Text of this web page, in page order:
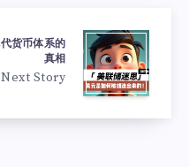
货币体系的
真相
Next Story